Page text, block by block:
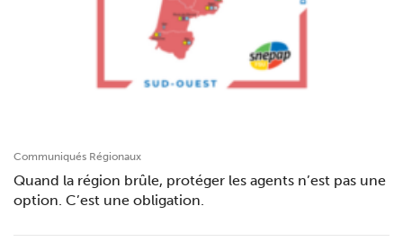
Communiqués Régionaux
Quand la région brûle, protéger les agents n’est pas une
option. C’est une obligation.